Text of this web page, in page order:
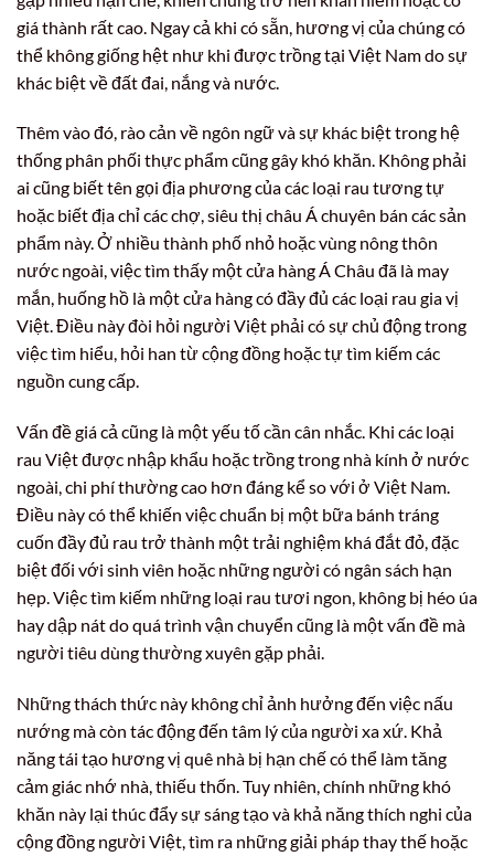
giá thành rất cao. Ngay cả khi có sẵn, hương vị của chúng có
thể không giống hệt như khi được trồng tại Việt Nam do sự
khác biệt về đất đai, nắng và nước.
Thêm vào đó, rào cản về ngôn ngữ và sự khác biệt trong hệ
thống phân phối thực phẩm cũng gây khó khăn. Không phải
ai cũng biết tên gọi địa phương của các loại rau tương tự
hoặc biết địa chỉ các chợ, siêu thị châu Á chuyên bán các sản
phẩm này. Ở nhiều thành phố nhỏ hoặc vùng nông thôn
nước ngoài, việc tìm thấy một cửa hàng Á Châu đã là may
mắn, huống hồ là một cửa hàng có đầy đủ các loại rau gia vị
Việt. Điều này đòi hỏi người Việt phải có sự chủ động trong
việc tìm hiểu, hỏi han từ cộng đồng hoặc tự tìm kiếm các
nguồn cung cấp.
Vấn đề giá cả cũng là một yếu tố cần cân nhắc. Khi các loại
rau Việt được nhập khẩu hoặc trồng trong nhà kính ở nước
ngoài, chi phí thường cao hơn đáng kể so với ở Việt Nam.
Điều này có thể khiến việc chuẩn bị một bữa bánh tráng
cuốn đầy đủ rau trở thành một trải nghiệm khá đắt đỏ, đặc
biệt đối với sinh viên hoặc những người có ngân sách hạn
hẹp. Việc tìm kiếm những loại rau tươi ngon, không bị héo úa
hay dập nát do quá trình vận chuyển cũng là một vấn đề mà
người tiêu dùng thường xuyên gặp phải.
Những thách thức này không chỉ ảnh hưởng đến việc nấu
nướng mà còn tác động đến tâm lý của người xa xứ. Khả
năng tái tạo hương vị quê nhà bị hạn chế có thể làm tăng
cảm giác nhớ nhà, thiếu thốn. Tuy nhiên, chính những khó
khăn này lại thúc đẩy sự sáng tạo và khả năng thích nghi của
cộng đồng người Việt, tìm ra những giải pháp thay thế hoặc